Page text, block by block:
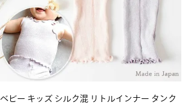
ベビー キッズ シルク混 リトルインナー タンク